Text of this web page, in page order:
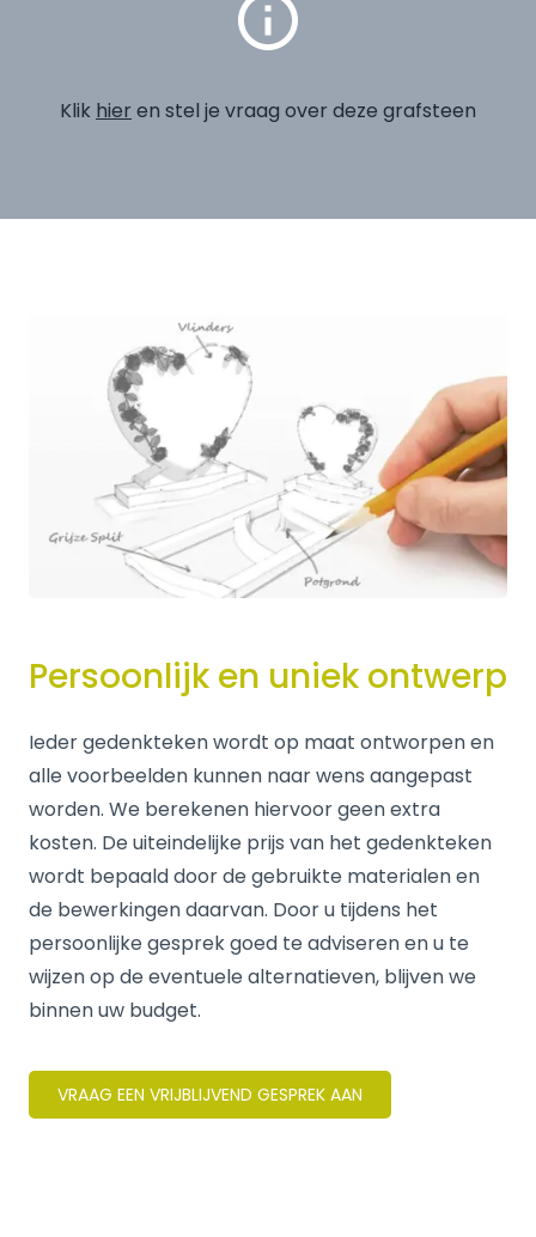
Klik hier en stel je vraag over deze grafsteen
Persoonlijk en uniek ontwerp
Ieder gedenkteken wordt op maat ontworpen en
alle voorbeelden kunnen naar wens aangepast
worden. We berekenen hiervoor geen extra
kosten. De uiteindelijke prijs van het gedenkteken
wordt bepaald door de gebruikte materialen en
de bewerkingen daarvan. Door u tijdens het
persoonlijke gesprek goed te adviseren en u te
wijzen op de eventuele alternatieven, blijven we
binnen uw budget.
VRAAG EEN VRIJBLIJVEND GESPREK AAN